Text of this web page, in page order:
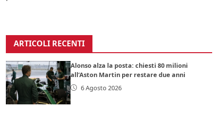
ARTICOLI RECENTI
Alonso alza la posta: chiesti 80 milioni
all’Aston Martin per restare due anni
6 Agosto 2026